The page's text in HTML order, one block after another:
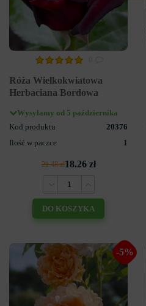
Róża Wielkokwiatowa
Herbaciana Bordowa
Wysyłamy od 5 października
Kod produktu
20376
Ilość w paczce
1
21.48 zł18.26 zł
DO KOSZYKA
-5%